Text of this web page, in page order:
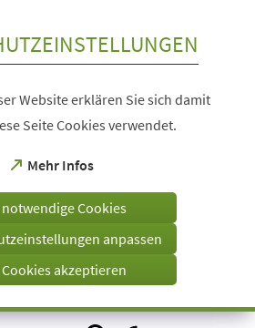
Website erklären Sie sich damit
Seite Cookies verwendet.
Mehr Infos
(Öffnet
einem
Tab)
Cookies
anpassen
akzeptieren